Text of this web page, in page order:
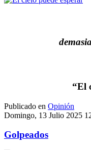
“El
Publicado en Opinión
Domingo, 13 Julio 2025
Golpeados